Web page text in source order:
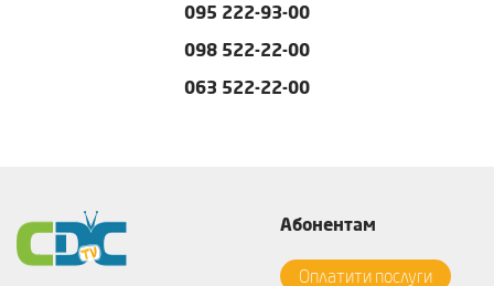
095 222-93-00
098 522-22-00
063 522-22-00
Абонентам
Оплатити послуги